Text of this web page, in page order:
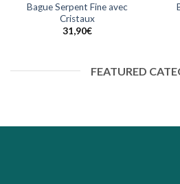
Bague Serpent Fine avec
Cristaux
31,90€
FEATURED